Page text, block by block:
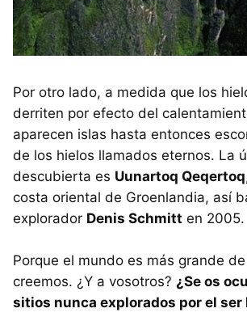
Por otro lado, a medida que los
derriten por efecto del
aparecen islas hasta entonces
de los hielos llamados eternos. La
descubierta es Uunartoq Qeqertoq
costa oriental de Groenlandia, así
explorador Denis Schmitt en 2005.
Porque el mundo es más grande
creemos. ¿Y a vosotros? ¿Se os
sitios nunca explorados por el ser